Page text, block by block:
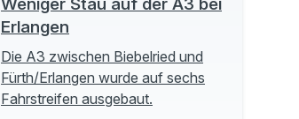
Erlangen
Die A3 zwischen Biebelried und
Fürth/Erlangen wurde auf sechs
Fahrstreifen ausgebaut.